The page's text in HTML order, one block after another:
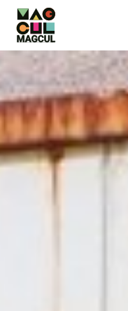
ン
テ
ン
ツ
に
ス
キ
ッ
プ